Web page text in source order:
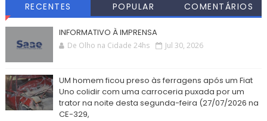
RECENTES POPULAR COMENTÁRIOS
INFORMATIVO À IMPRENSA
De Olho na Cidade 24hs Jul 30, 2026
UM homem ficou preso às ferragens após um Fiat
Uno colidir com uma carroceria puxada por um
trator na noite desta segunda-feira (27/07/2026 na
CE-329,